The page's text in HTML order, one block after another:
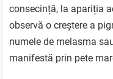
consecință, la apariția
observă o creștere a
numele de melasma
manifestă prin pete